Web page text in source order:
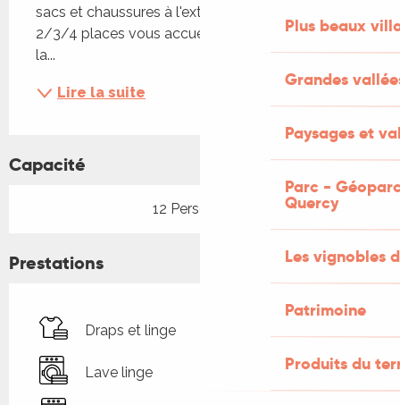
Plus beaux
Grandes
Paysages et
Parc -
Quercy
Les vignobles
Patrimoine
Produits du
sacs et chaussures à l'extérieur. Des alcôves de
2/3/4 places vous accueillent pour la nuit dans
la...
Lire la suite
Capacité
12 Personne(s)
Prestations
Draps et linge
Lave linge